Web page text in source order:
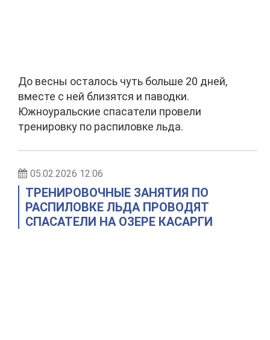
До весны осталось чуть больше 20 дней,
вместе с ней близятся и паводки.
Южноуральские спасатели провели
тренировку по распиловке льда.
05.02.2026 12:06
ТРЕНИРОВОЧНЫЕ ЗАНЯТИЯ ПО
РАСПИЛОВКЕ ЛЬДА ПРОВОДЯТ
СПАСАТЕЛИ НА ОЗЕРЕ КАСАРГИ